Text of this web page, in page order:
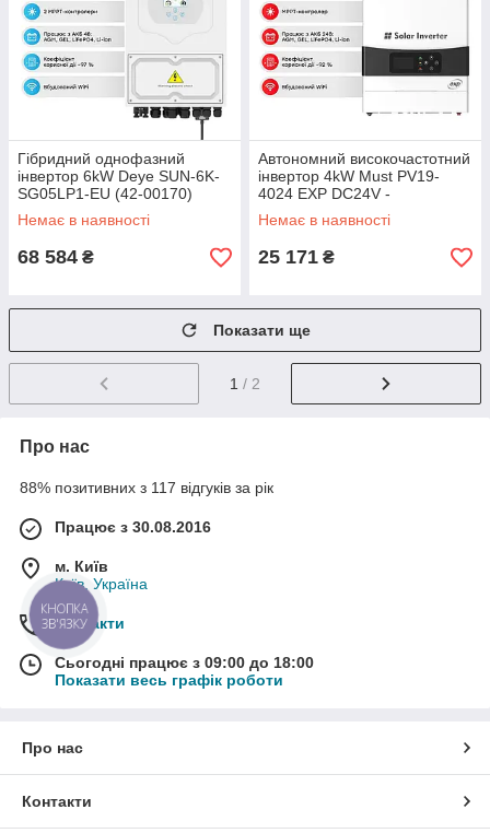
Гібридний однофазний
інвертор 6kW Deye SUN-6K-
SG05LP1-EU (42-00170)
Немає в наявності
68 584 ₴
Автономний високочастотний
інвертор 4kW Must PV19-
4024 EXP DC24V -
4KVA/4000W (42-00169)
Немає в наявності
25 171 ₴
Показати ще
1 / 2
Про нас
88% позитивних з 117 відгуків за рік
Працює з 30.08.2016
м. Київ
Київ, Україна
Контакти
Сьогодні працює з 09:00 до 18:00
Показати весь графік роботи
Про нас
Контакти
КНОПКА
ЗВ'ЯЗКУ